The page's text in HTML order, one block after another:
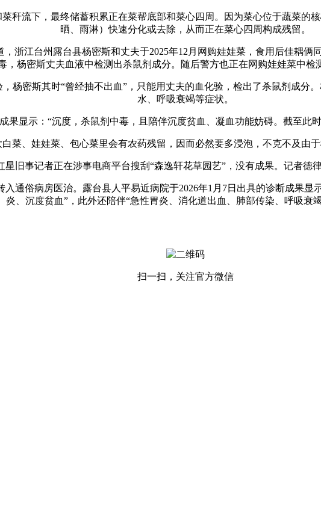
流下，最终储蓄积累正在菜帮底部和菜心四周。因为菜心位于蔬菜的
晒、雨淋）快速分化或去除，从而正在菜心四周构成残留。
江台州露台县杨密斯和丈夫于2025年12月网购娃娃菜，食用后佳耦俩
，杨密斯丈夫血液中检测出杀鼠剂成分。随后警方也正在网购娃娃菜中检
密斯其时“曾经抽不出血”，只能用丈夫的血化验，检出了杀鼠剂成分
水、呼吸衰竭等症状。
显示：“沉度，杀鼠剂中毒，且陪伴沉度贫血、凝血功能妨碍。截至此时
、娃娃菜、包心菜里会有农药残留，因而必然要多浸泡，不克不及由于
旧事记者正在涉事电商平台搜刮“森逸轩花草园艺”，没有成果。记者德律
俗病房医治。露台县人平易近病院于2026年1月7日出具的诊断成果显
炎、沉度贫血”，此外还陪伴“急性胃炎、消化道出血、肺部传染、呼吸衰竭
扫一扫，关注官方微信